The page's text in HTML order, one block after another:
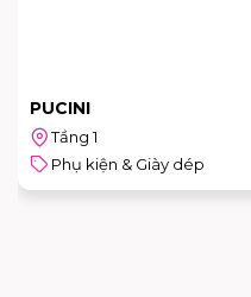
PUCINI
Tầng 1
Phụ kiện & Giày dép